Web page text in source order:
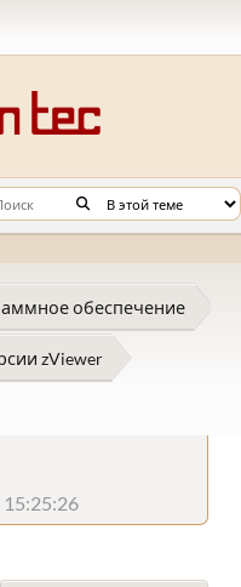
обеспечение
zViewer